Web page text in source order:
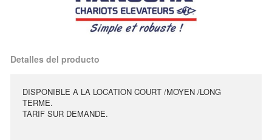
Detalles del producto
DISPONIBLE A LA LOCATION COURT /MOYEN /LONG
TERME.
TARIF SUR DEMANDE.